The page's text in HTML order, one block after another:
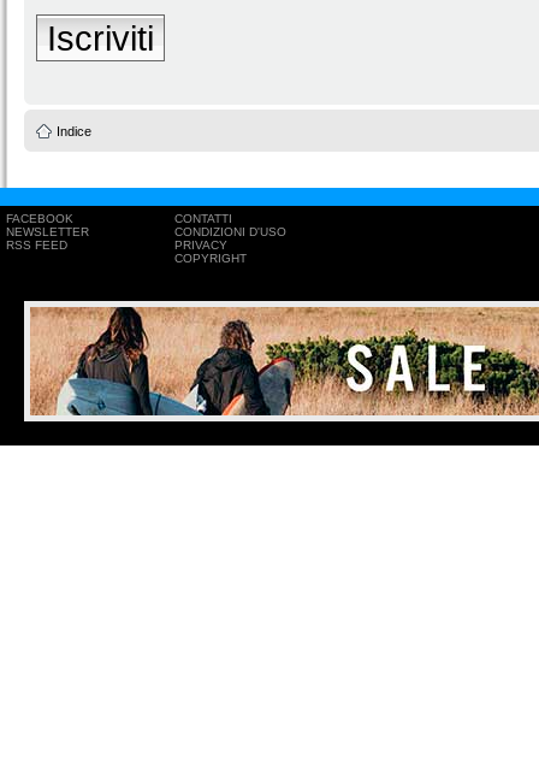
Iscriviti
Indice
FACEBOOK
NEWSLETTER
RSS FEED
CONTATTI
CONDIZIONI D'USO
PRIVACY
COPYRIGHT